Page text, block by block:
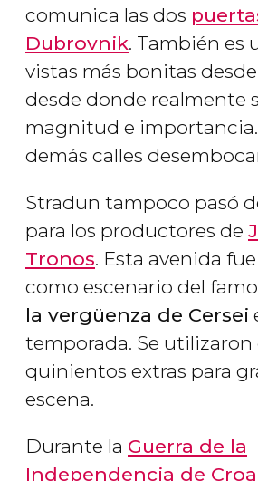
comunica las dos
Dubrovnik. También es
vistas más bonitas desde
desde donde realmente
magnitud e importancia.
demás calles
Stradun tampoco pasó
para los productores de
Tronos. Esta avenida
como escenario del
la vergüenza de Cersei
temporada. Se utilizaron
quinientos extras para
escena.
Durante la Guerra de la
Independencia de